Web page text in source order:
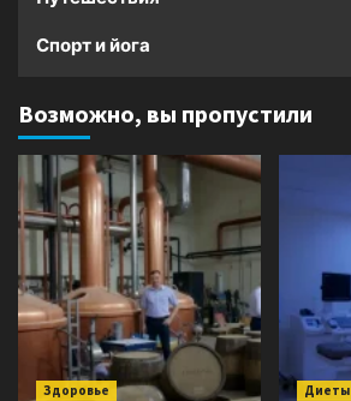
Спорт и йога
Возможно, вы пропустили
Здоровье Диеты